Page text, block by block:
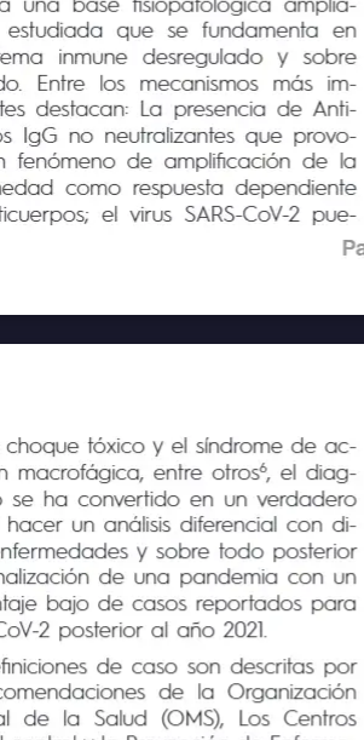
una base fisiopatológica amplia-
estudiada que se fundamenta
en
inmune desregulado y
sobre
Entre los mecanismos más
im-
destacan: La presencia de Anti-
IgG no neutralizantes que provo-
fenómeno de amplificación de la
como respuesta dependiente
el virus SARS-CoV-2 pue-
tóxico y el síndrome de ac-
macrofágica, entre otros
6
, el diag-
se ha convertido en un verdadero
un análisis diferencial con di-
y sobre todo posterior
de una pandemia con un
bajo de casos reportados para
CoV-2 posterior al año 2021.
de caso son descritas por
de
la Organización